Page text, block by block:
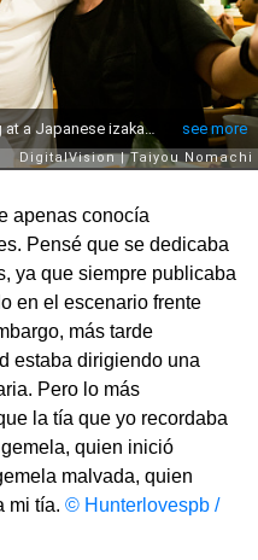
apenas conocía
Pensé que se dedicaba
ya que siempre publicaba
en el escenario frente
más tarde
estaba dirigiendo una
Pero lo más
la tía que yo recordaba
quien inició
malvada, quien
mi tía. © Hunterlovespb /